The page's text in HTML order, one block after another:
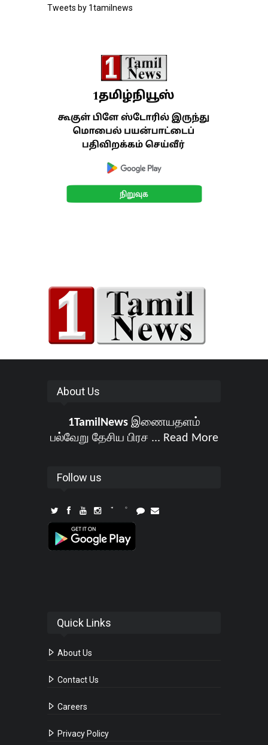
Tweets by 1tamilnews
About Us
1TamilNewsஇணையதளம்
பல்வேறு தேசிய பிரச ... Read More
Follow us
Quick Links
About Us
Contact Us
Careers
Privacy Policy